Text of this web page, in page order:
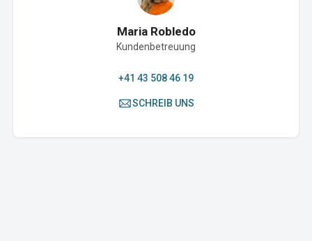
Maria Robledo
Kundenbetreuung
+41 43 508 46 19
SCHREIB UNS